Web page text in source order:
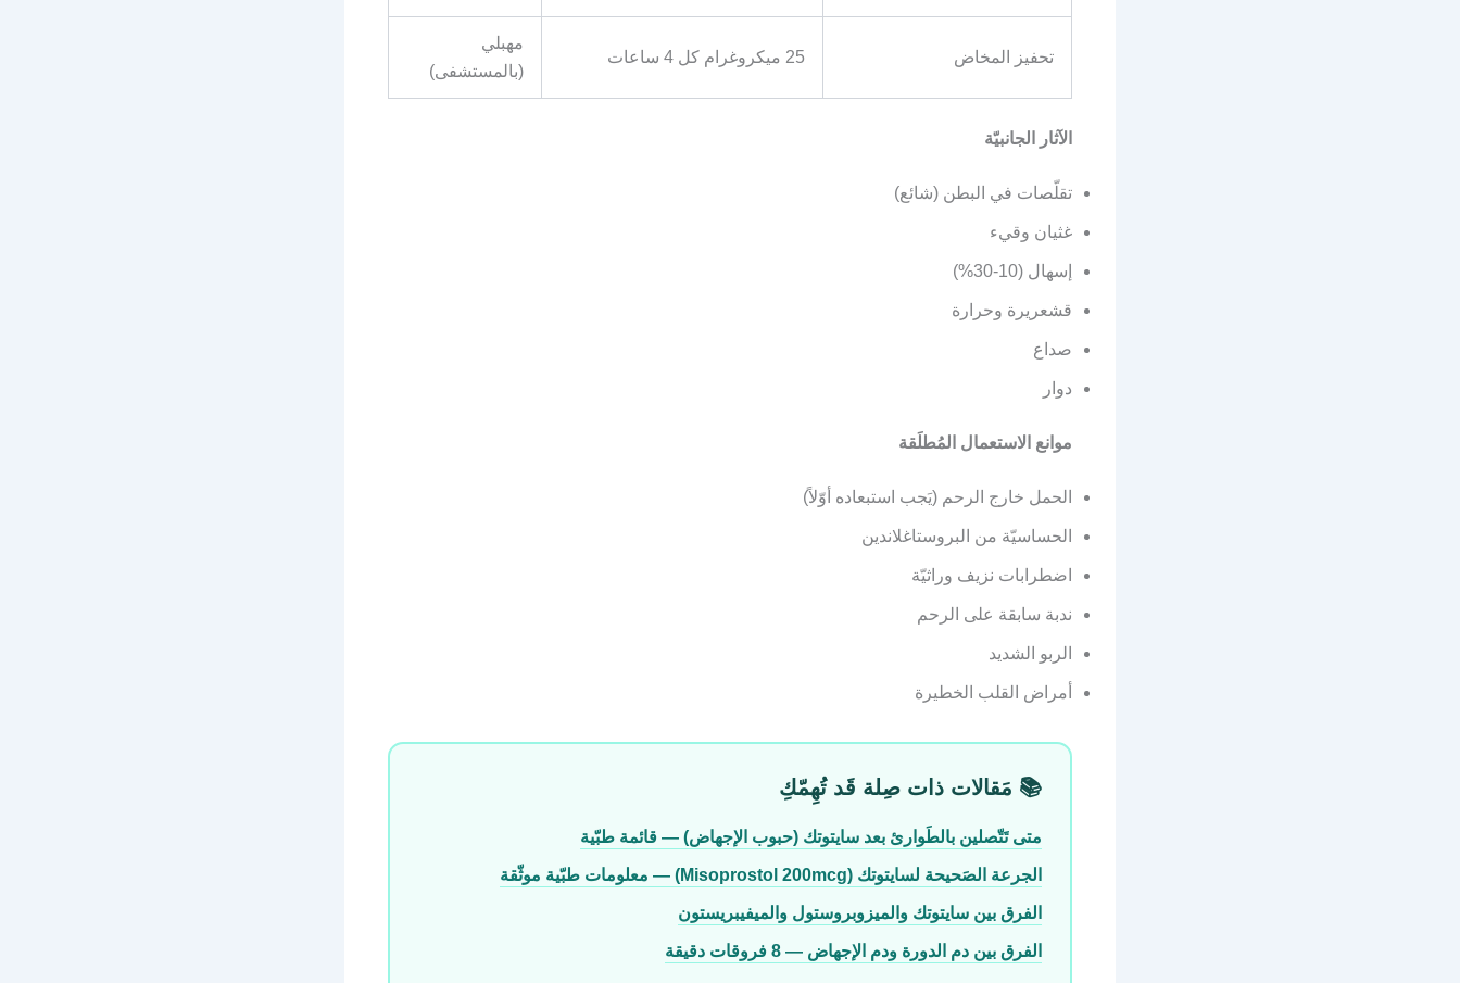
تحفيز المخاض 25 ميكروغرام كل 4 ساعات
مهبلي
(بالمستشفى)
الآثار الجانبيّة
تقلّصات في البطن (شائع)
غثيان وقيء
إسهال (10-30%)
قشعريرة وحرارة
صداع
دوار
موانع الاستعمال المُطلَقة
الحمل خارج الرحم (يَجب استبعاده أوّلاً)
الحساسيّة من البروستاغلاندين
اضطرابات نزيف وراثيّة
ندبة سابقة على الرحم
الربو الشديد
أمراض القلب الخطيرة
📚 مَقالات ذات صِلة قَد تُهِمّكِ
متى تَتّصلين بالطَوارئ بعد سايتوتك (حبوب الإجهاض) — قائمة طبّية
الجرعة الصَحيحة لسايتوتك (Misoprostol 200mcg) — معلومات طبّية موثّقة
الفرق بين سايتوتك والميزوبروستول والميفيبريستون
الفرق بين دم الدورة ودم الإجهاض — 8 فروقات دقيقة